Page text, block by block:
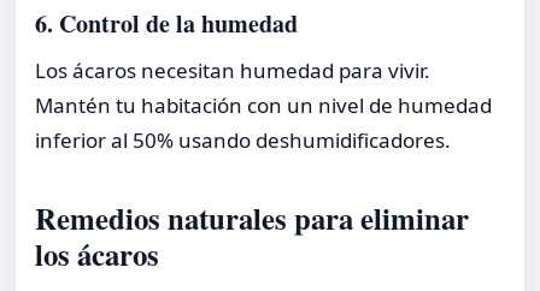
6. Control de la humedad
Los ácaros necesitan humedad para vivir.
Mantén tu habitación con un nivel de humedad
inferior al 50% usando deshumidificadores.
Remedios naturales para eliminar
los ácaros